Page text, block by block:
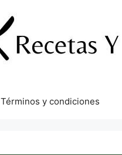
Términos y condiciones